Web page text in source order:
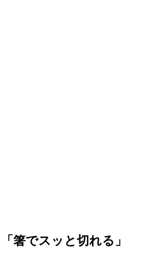
箸でスッと切れる」